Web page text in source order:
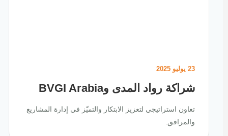
23 يوليو 2025
شراكة رواد المدى وBVGI Arabia
تعاون استراتيجي لتعزيز الابتكار والتميّز في إدارة المشاريع
والمرافق.